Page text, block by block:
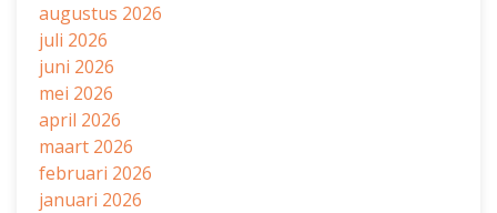
augustus 2026
juli 2026
juni 2026
mei 2026
april 2026
maart 2026
februari 2026
januari 2026